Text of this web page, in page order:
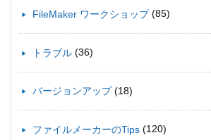
FileMaker ワークショップ(85)
トラブル (36)
バージョンアップ(18)
ファイルメーカーのTips (120)